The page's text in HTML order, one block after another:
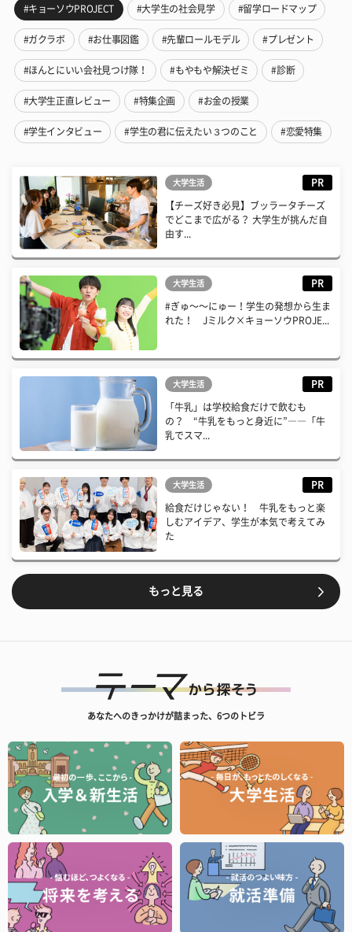
#キョーソウPROJECT #大学生の社会見学 #留学ロードマップ
#ガクラボ #お仕事図鑑 #先輩ロールモデル #プレゼント
#ほんとにいい会社見つけ隊！ #もやもや解決ゼミ #診断
#大学生正直レビュー #特集企画 #お金の授業
#学生インタビュー #学生の君に伝えたい３つのこと #恋愛特集
大学生活 PR
【チーズ好き必見】ブッラータチーズ
でどこまで広がる？ 大学生が挑んだ自
由す...
大学生活 PR
#ぎゅ〜〜にゅー！学生の発想から生ま
れた！ Jミルク×キョーソウPROJE...
大学生活 PR
「牛乳」は学校給食だけで飲むも
の？ “牛乳をもっと身近に”――「牛
乳でスマ...
大学生活 PR
給食だけじゃない！ 牛乳をもっと楽
しむアイデア、学生が本気で考えてみ
た
もっと見る
あなたへのきっかけが詰まった、6つのトビラ